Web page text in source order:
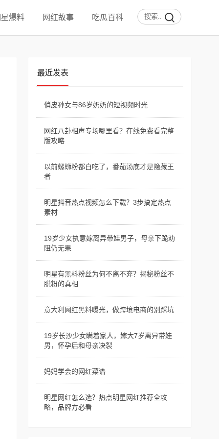
爆料 网红故事 吃瓜百科
最近发表
俏皮孙女与86岁奶奶的短视频时光
网红八卦相声专场哪里看？在线免费看完整
版攻略
以前螺蛳粉都白吃了，番茄汤底才是隐藏王
者
明星抖音热点视频怎么下载？3步搞定热点
素材
19岁少女执意嫁离异带娃男子，母亲下跪劝
阻仍无果
明星有黑料粉丝为何不离不弃？揭秘粉丝不
脱粉的真相
意大利网红黑料曝光，做跨境电商的别踩坑
19岁长沙少女瞒着家人，嫁大7岁离异带娃
男，怀孕后和母亲决裂
妈妈学会的网红菜谱
明星网红怎么选？热点明星网红推荐全攻
略，品牌方必看